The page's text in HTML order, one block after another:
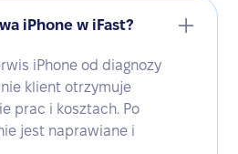
iPhone w iFast?
iPhone od diagnozy
klient otrzymuje
prac i kosztach. Po
jest naprawiane i